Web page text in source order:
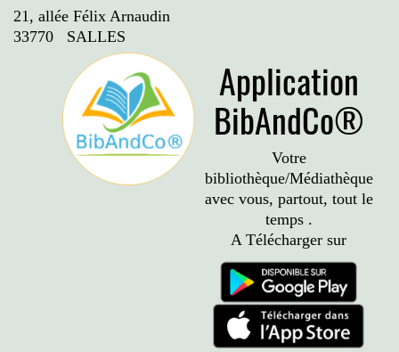
21, allée Félix Arnaudin
33770 SALLES
Application
BibAndCo®
Votre
bibliothèque/Médiathèque
avec vous, partout, tout le
temps .
A Télécharger sur